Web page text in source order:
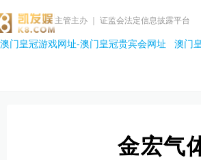
主管主办 ｜ 证监会法定信息披露平台
澳门皇冠游戏网址-澳门皇冠贵宾会网址 澳门
金宏气